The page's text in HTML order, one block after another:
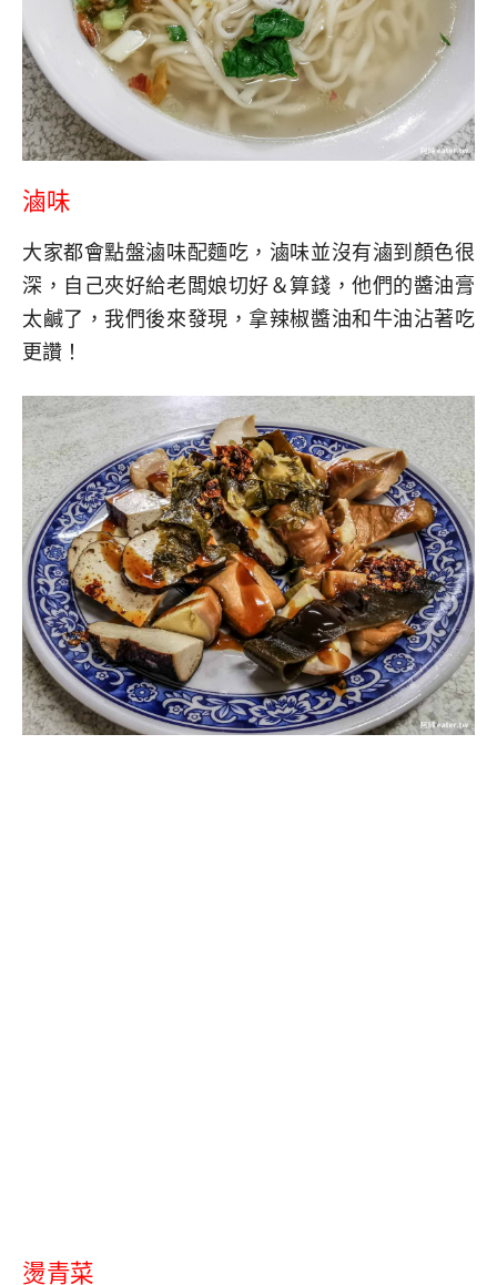
滷味
大家都會點盤滷味配麵吃，滷味並沒有滷到顏色很
深，自己夾好給老闆娘切好＆算錢，他們的醬油膏
太鹹了，我們後來發現，拿辣椒醬油和牛油沾著吃
更讚！
燙青菜